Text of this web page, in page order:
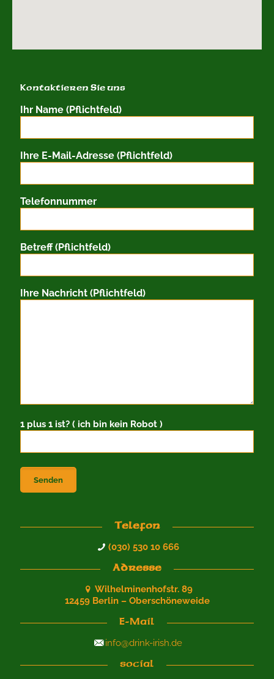
Kontaktieren Sie uns
Ihr Name (Pflichtfeld)
Ihre E-Mail-Adresse (Pflichtfeld)
Telefonnummer
Betreff (Pflichtfeld)
Ihre Nachricht (Pflichtfeld)
1 plus 1 ist? ( ich bin kein Robot )
Telefon
(030) 530 10 666
Adresse
Wilhelminenhofstr. 89
12459 Berlin – Oberschöneweide
E-Mail
info@drink-irish.de
social